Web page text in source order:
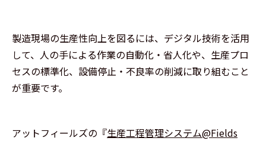
製造現場の生産性向上を図るには、デジタル技術を活用
して、人の手による作業の自動化・省人化や、生産プロ
セスの標準化、設備停止・不良率の削減に取り組むこと
が重要です。
アットフィールズの『生産工程管理システム@Fields